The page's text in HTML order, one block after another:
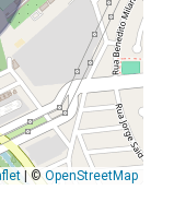
|©OpenStreetMap